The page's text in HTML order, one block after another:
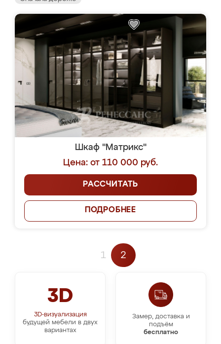
Шкаф "Матрикс"
Цена: от 110 000 руб.
РАССЧИТАТЬ
ПОДРОБНЕЕ
1 2
3D
3D-визуализация
будущей мебели в двух
вариантах
Замер, доставка и
подъём
бесплатно